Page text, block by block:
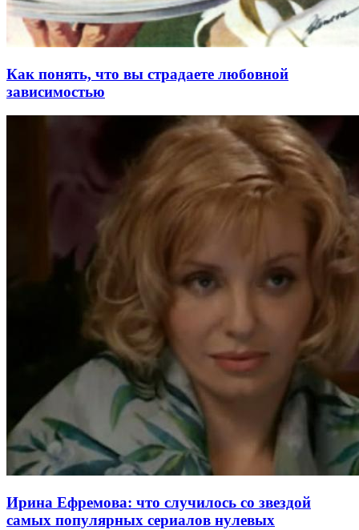
Как понять, что вы страдаете любовной
зависимостью
Ирина Ефремова: что случилось со звездой
самых популярных сериалов нулевых